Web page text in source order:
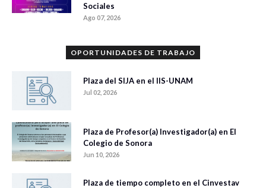
Sociales
Ago 07, 2026
OPORTUNIDADES DE TRABAJO
Plaza del SIJA en el IIS-UNAM
Jul 02, 2026
Plaza de Profesor(a) Investigador(a) en El
Colegio de Sonora
Jun 10, 2026
Plaza de tiempo completo en el Cinvestav